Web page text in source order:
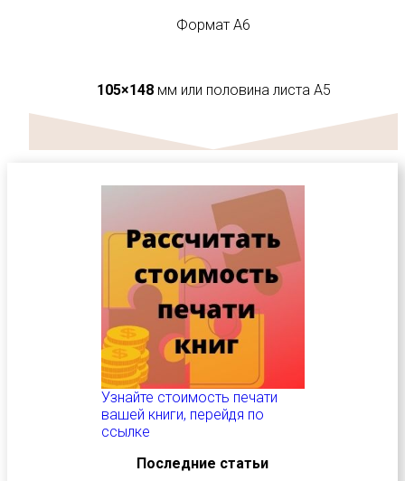
Формат А6
105×148мм или половина листа А5
Узнайте стоимость печати
вашей книги, перейдя по
ссылке
Последние статьи